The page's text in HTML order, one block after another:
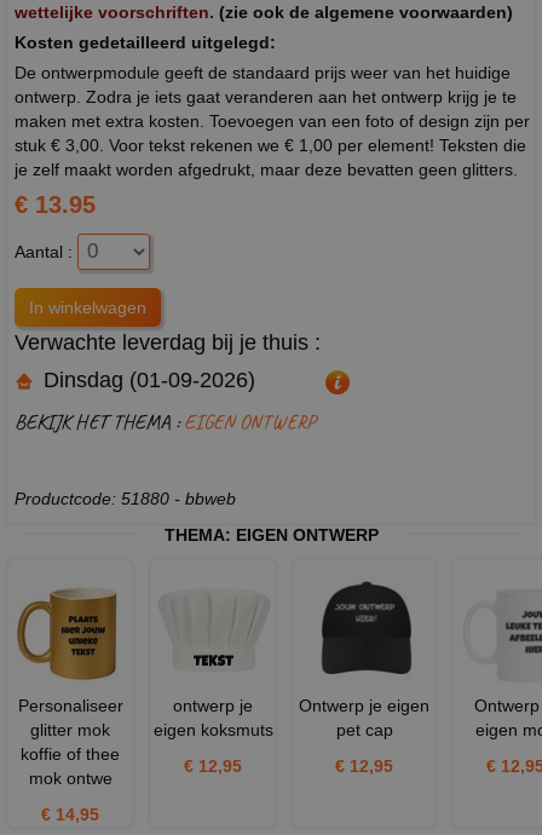
wettelijke voorschriften. (zie ook de algemene voorwaarden)
Kosten gedetailleerd uitgelegd:
De ontwerpmodule geeft de standaard prijs weer van het huidige
ontwerp. Zodra je iets gaat veranderen aan het ontwerp krijg je te
maken met extra kosten. Toevoegen van een foto of design zijn per
stuk € 3,00. Voor tekst rekenen we € 1,00 per element! Teksten die
je zelf maakt worden afgedrukt, maar deze bevatten geen glitters.
€ 13.95
Aantal :
Verwachte leverdag bij je thuis :
Dinsdag (01-09-2026)
BEKIJK HET THEMA :EIGEN ONTWERP
Productcode: 51880 - bbweb
THEMA: EIGEN ONTWERP
Personaliseer
glitter mok
koffie of thee
mok ontwe
€ 14,95
ontwerp je
eigen koksmuts
€ 12,95
Ontwerp je eigen
pet cap
€ 12,95
eigen
€